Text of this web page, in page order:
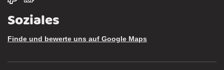
Soziales
Finde und bewerte uns auf Google Maps